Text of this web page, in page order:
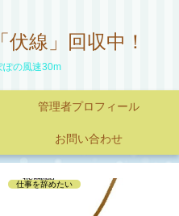
線」回収中！
ぽの風速30m
管理者プロフィール
お問い合わせ
仕事を辞めたい